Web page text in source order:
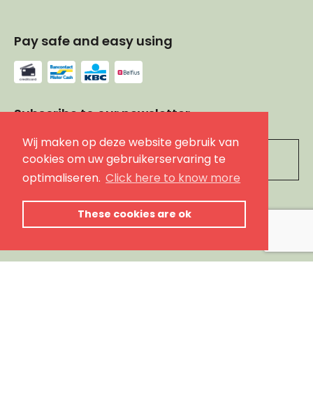
Wij maken op deze website gebruik van
cookies om uw gebruikerservaring te
optimaliseren. Click here to know more
These cookies are ok
Pay safe and easy using
Subscribe to our newsletter
Leave
this
field
blanksubscribe